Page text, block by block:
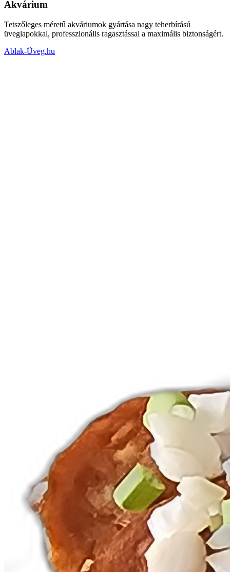
Akvárium
Tetszőleges méretű akváriumok gyártása nagy teherbírású
üveglapokkal, professzionális ragasztással a maximális biztonságért.
Ablak-Üveg.hu